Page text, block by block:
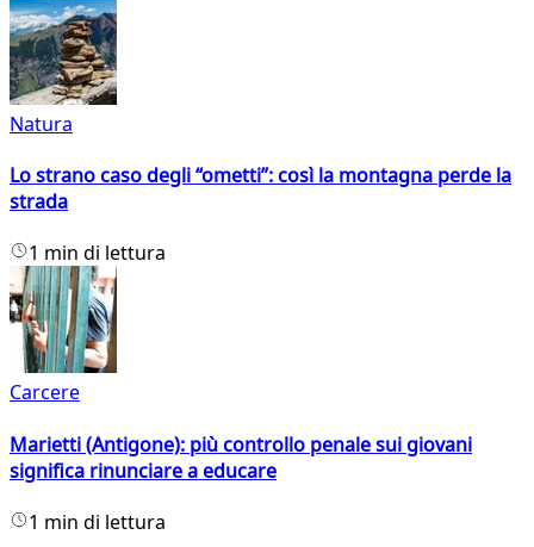
Natura
Lo strano caso degli “ometti”: così la montagna perde la
strada
1 min di lettura
Carcere
Marietti (Antigone): più controllo penale sui giovani
significa rinunciare a educare
1 min di lettura